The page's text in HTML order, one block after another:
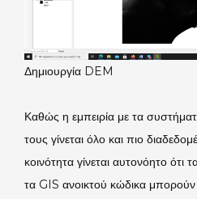
Δημιουργία DEM
Καθώς η εμπειρία με τα
τους γίνεται όλο και πιο
κοινότητα γίνεται αυτονόητο ότι
τα GIS ανοικτού κώδικα μπορούν